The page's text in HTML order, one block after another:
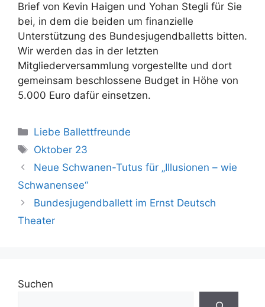
Brief von Kevin Haigen und Yohan Stegli für Sie
bei, in dem die beiden um finanzielle
Unterstützung des Bundesjugendballetts bitten.
Wir werden das in der letzten
Mitgliederversammlung vorgestellte und dort
gemeinsam beschlossene Budget in Höhe von
5.000 Euro dafür einsetzen.
Kategorien
Liebe Ballettfreunde
Schlagwörter
Oktober 23
Neue Schwanen-Tutus für „Illusionen – wie
Schwanensee“
Bundesjugendballett im Ernst Deutsch
Theater
Suchen